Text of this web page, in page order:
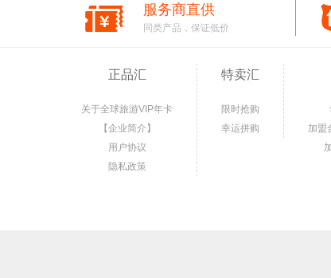
服务商直供
同类产品，保证低价
正品汇
关于全球旅游VIP年卡
【企业简介】
用户协议
隐私政策
特卖汇
限时抢购
幸运拼购
加盟